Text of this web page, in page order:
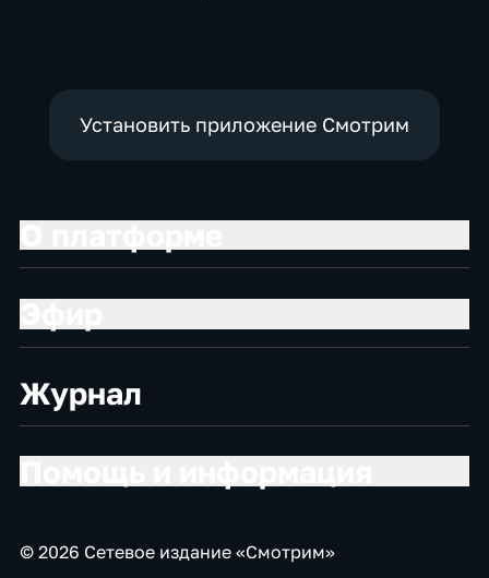
Установить приложение Смотрим
Журнал
© 2026 Сетевое издание «Смотрим»